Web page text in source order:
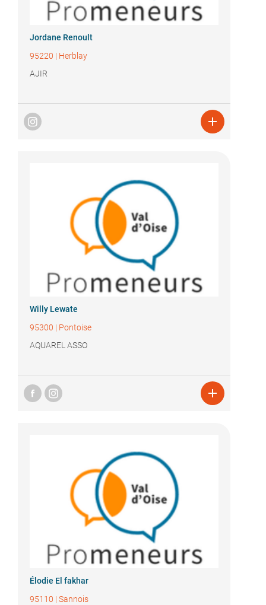
Jordane Renoult
95220 | Herblay
AJIR

Willy Lewate
95300 | Pontoise
AQUAREL ASSO

Élodie El fakhar
95110 | Sannois